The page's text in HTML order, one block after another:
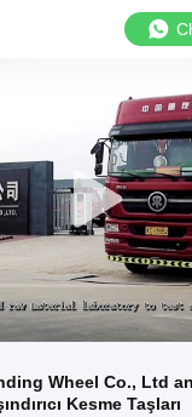
Wheel Co., Ltd
Kesme Taşları